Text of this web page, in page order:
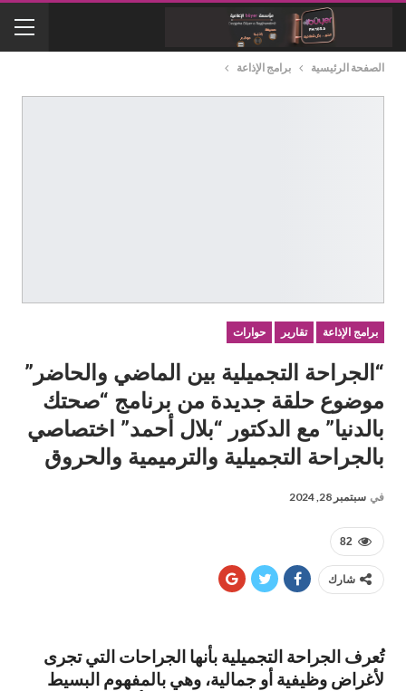
الصفحة الرئيسية برامج الإذاعة
برامج الإذاعة تقارير حوارات
“الجراحة التجميلية بين الماضي والحاضر”
موضوع حلقة جديدة من برنامج “صحتك
بالدنيا” مع الدكتور “بلال أحمد” اختصاصي
بالجراحة التجميلية والترميمية والحروق
في سبتمبر 28, 2024
82
شارك
تُعرف الجراحة التجميلية بأنها الجراحات التي تجرى
لأغراض وظيفية أو جمالية، وهي بالمفهوم البسيط